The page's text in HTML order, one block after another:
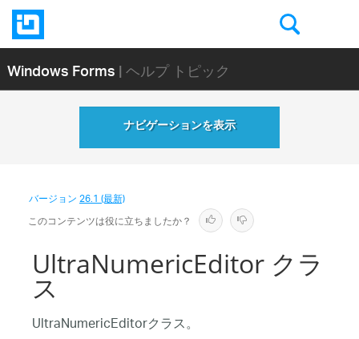
Windows Forms| ヘルプ トピック
ナビゲーションを表示
バージョン26.1 (最新)
このコンテンツは役に立ちましたか？
UltraNumericEditor クラ
ス
UltraNumericEditorクラス。